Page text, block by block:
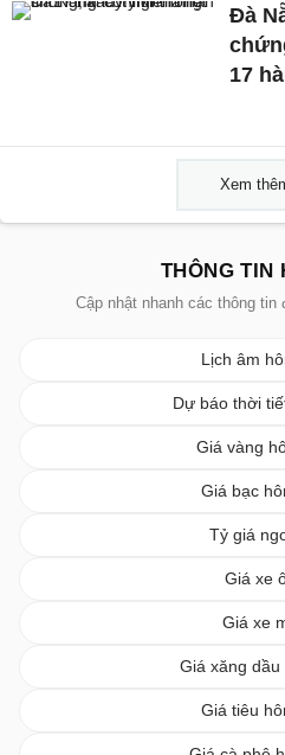
Đà
17
Xem
THÔNG TIN
Cập nhật nhanh các thông
Lịch âm
Dự báo thời
Giá vàng
Giá bạc
Tỷ giá
Giá xe
Giá xe
Giá xăng dầu
Giá tiêu